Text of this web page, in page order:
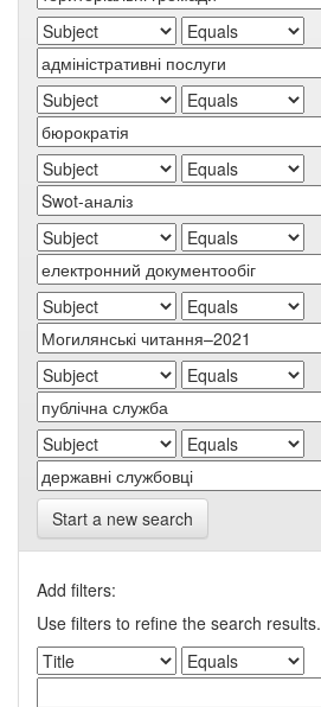
Start a new search
Add filters:
Use filters to refine the search results.